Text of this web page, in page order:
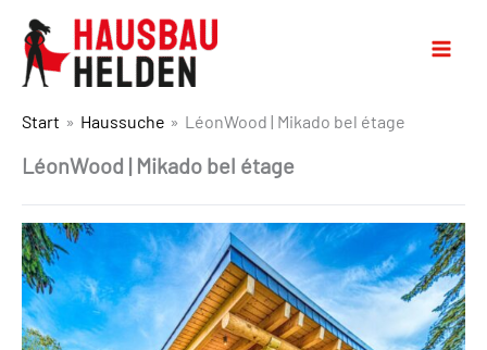
Start Haussuche LéonWood | Mikado bel étage
LéonWood | Mikado bel étage